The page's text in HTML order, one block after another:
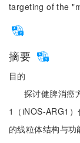
targeting of the
摘要
目的
探讨健脾消癌
1（iNOS-ARG1
的线粒体结构与功